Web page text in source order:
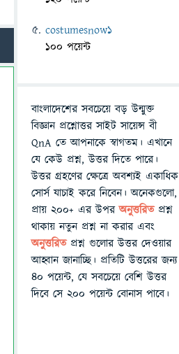
costumesnow1
100 পয়েন্ট
বাংলাদেশের সবচেয়ে বড় উন্মুক্ত
বিজ্ঞান প্রশ্নোত্তর সাইট সায়েন্স বী
QnA তে আপনাকে স্বাগতম। এখানে
যে কেউ প্রশ্ন, উত্তর দিতে পারে।
উত্তর গ্রহণের ক্ষেত্রে অবশ্যই একাধিক
সোর্স যাচাই করে নিবেন। অনেকগুলো,
প্রায় ২০০+ এর উপরঅনুত্তরিতপ্রশ্ন
থাকায় নতুন প্রশ্ন না করার এবং
অনুত্তরিত প্রশ্ন গুলোর উত্তর দেওয়ার
আহ্বান জানাচ্ছি। প্রতিটি উত্তরের জন্য
৪০ পয়েন্ট, যে সবচেয়ে বেশি উত্তর
দিবে সে ২০০ পয়েন্ট বোনাস পাবে।